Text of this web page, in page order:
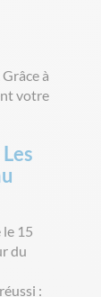
à
votre
15
du
: